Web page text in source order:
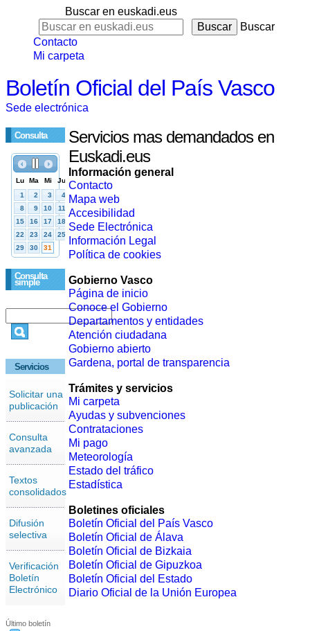
Buscar en euskadi.eus
Buscar
Contacto
Mi carpeta
Boletín Oficial del País Vasco
Sede electrónica
Consulta
Consulta
simple
Servicios
Solicitar una
publicación
Consulta
avanzada
Textos
consolidados
Difusión
selectiva
Verificación
Boletín
Electrónico
Último boletín
Servicios mas demandados en
Euskadi.eus
Información general
Contacto
Mapa web
Accesibilidad
Sede Electrónica
Información Legal
Política de cookies
Gobierno Vasco
Página de inicio
Conoce el Gobierno
Departamentos y entidades
Atención ciudadana
Gobierno abierto
Gardena, portal de transparencia
Trámites y servicios
Mi carpeta
Ayudas y subvenciones
Contrataciones
Mi pago
Meteorología
Estado del tráfico
Estadística
Boletines oficiales
Boletín Oficial del País Vasco
Boletín Oficial de Álava
Boletín Oficial de Bizkaia
Boletín Oficial de Gipuzkoa
Boletín Oficial del Estado
Diario Oficial de la Unión Europea